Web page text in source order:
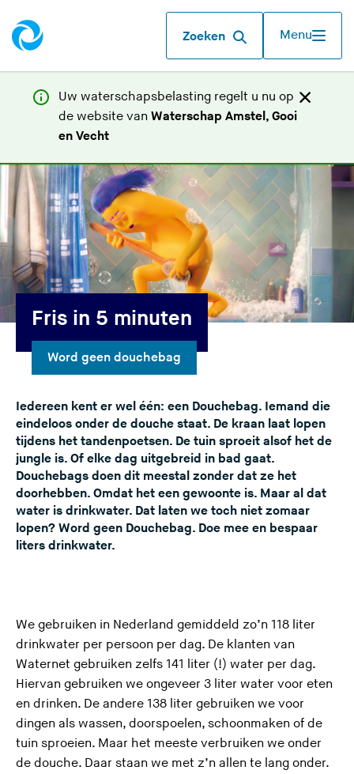
Zoeken Menu
Uw waterschapsbelasting regelt u nu op
de website van Waterschap Amstel, Gooi
en Vecht(
v
e
r
l
a
a
t
d
z
e
i
)
Fris in 5 minuten
Word geen douchebag
Iedereen kent er wel één: een Douchebag. Iemand die
eindeloos onder de douche staat. De kraan laat lopen
tijdens het tandenpoetsen. De tuin sproeit alsof het de
jungle is. Of elke dag uitgebreid in bad gaat.
Douchebags doen dit meestal zonder dat ze het
doorhebben. Omdat het een gewoonte is. Maar al dat
water is drinkwater. Dat laten we toch niet zomaar
lopen? Word geen Douchebag. Doe mee en bespaar
liters drinkwater.
We gebruiken in Nederland gemiddeld zo’n 118 liter
drinkwater per persoon per dag. De klanten van
Waternet gebruiken zelfs 141 liter (!) water per dag.
Hiervan gebruiken we ongeveer 3 liter water voor eten
en drinken. De andere 138 liter gebruiken we voor
dingen als wassen, doorspoelen, schoonmaken of de
tuin sproeien. Maar het meeste verbruiken we onder
de douche. Daar staan we met z’n allen te lang onder.